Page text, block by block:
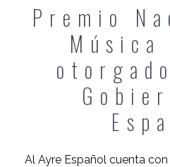
Premio
Al Ayre Español cuenta